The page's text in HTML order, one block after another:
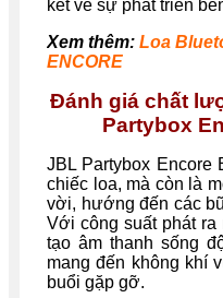
kết về sự phát triển
Xem thêm: Loa
ENCORE
Đánh giá chất
Partybox
JBL Partybox Encore
chiếc loa, mà còn là
vời, hướng đến các
Với công suất phát ra
tạo âm thanh sống
mang đến không khí
buổi gặp gỡ.